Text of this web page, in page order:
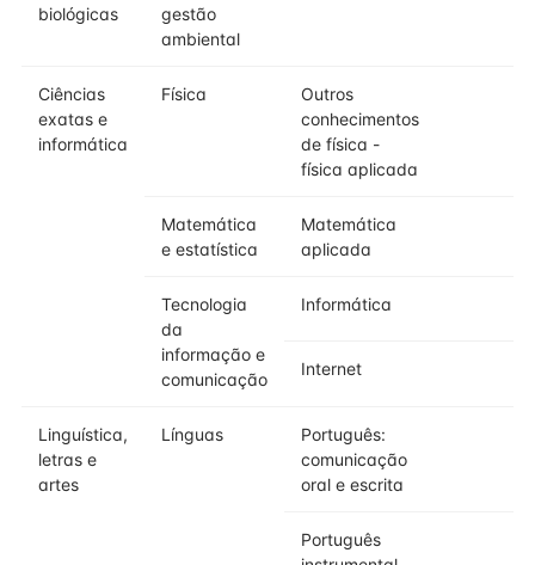
biológicas
gestão
ambiental
Ciências
exatas e
informática
Física
Outros
conhecimentos
de física -
física aplicada
Matemática
e estatística
Matemática
aplicada
Tecnologia
da
informação e
comunicação
Informática
Internet
Linguística,
letras e
artes
Línguas
Português:
comunicação
oral e escrita
Português